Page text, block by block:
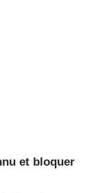
et bloquer